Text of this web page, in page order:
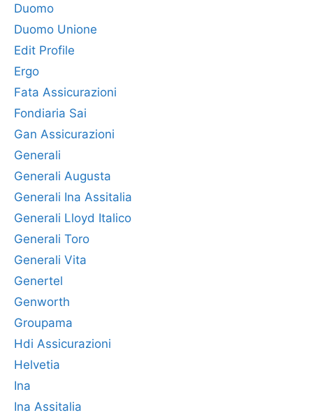
Duomo
Duomo Unione
Edit Profile
Ergo
Fata Assicurazioni
Fondiaria Sai
Gan Assicurazioni
Generali
Generali Augusta
Generali Ina Assitalia
Generali Lloyd Italico
Generali Toro
Generali Vita
Genertel
Genworth
Groupama
Hdi Assicurazioni
Helvetia
Ina
Ina Assitalia